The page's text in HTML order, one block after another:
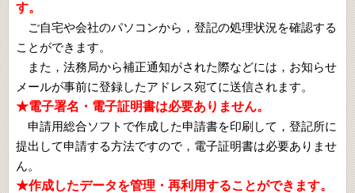
す。
ご自宅や会社のパソコンから，登記の処理状況を確認する
ことができます。
また，法務局から補正通知がされた際などには，お知らせ
メールが事前に登録したアドレス宛てに送信されます。
★電子署名・電子証明書は必要ありません。
申請用総合ソフトで作成した申請書を印刷して，登記所に
提出して申請する方法ですので，電子証明書は必要ありませ
ん。
★作成したデータを管理・再利用することができます。